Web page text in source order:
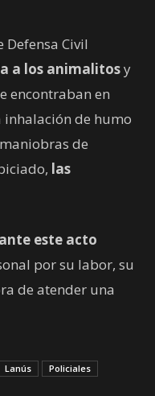
Civil
a los animalitosy
encontraban en
inhalación de humo
de
las
este acto
por su labor, su
de atender una
Lanús
Policiales